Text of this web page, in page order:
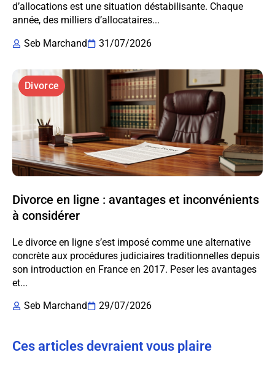
d’allocations est une situation déstabilisante. Chaque
année, des milliers d’allocataires...
Seb Marchand
31/07/2026
Divorce
Divorce en ligne : avantages et inconvénients
à considérer
Le divorce en ligne s’est imposé comme une alternative
concrète aux procédures judiciaires traditionnelles depuis
son introduction en France en 2017. Peser les avantages
et...
Seb Marchand
29/07/2026
Ces articles devraient vous plaire